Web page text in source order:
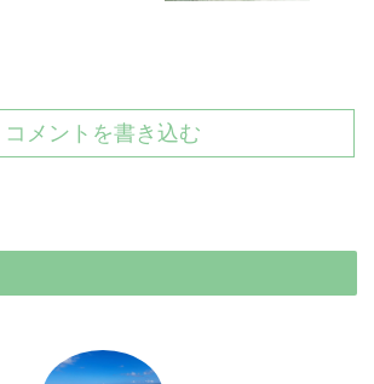
コメントを書き込む